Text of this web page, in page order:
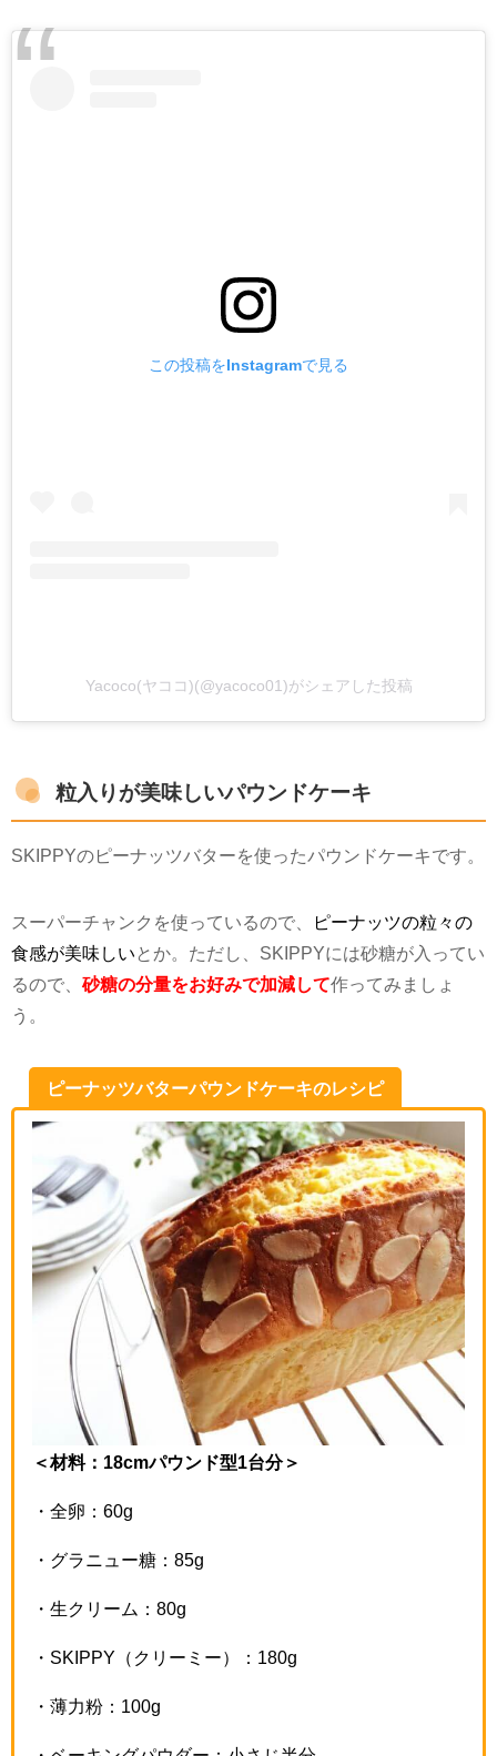
この投稿をInstagramで見る
Yacoco(ヤココ)(@yacoco01)がシェアした投稿
粒入りが美味しいパウンドケーキ
SKIPPYのピーナッツバターを使ったパウンドケーキです。
スーパーチャンクを使っているので、
ピーナッツの粒々の
食感が美味しい とか。ただし、 SKIPPYには砂糖が入ってい
るので、 砂糖の分量をお好みで加減して作ってみましょ
う。
ピーナッツバターパウンドケーキのレシピ
＜材料：18cmパウンド型1台分＞
・全卵： 60g
・グラニュー糖： 85g
・生クリーム： 80g
・ SKIPPY （クリーミー）： 180g
・薄力粉： 100g